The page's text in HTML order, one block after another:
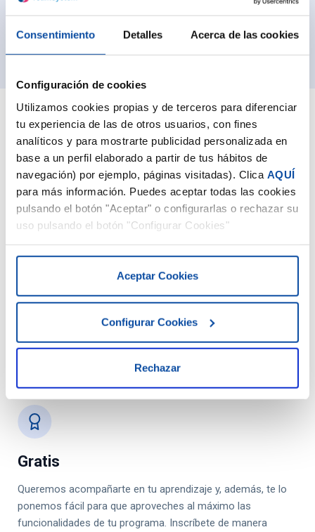
Consentimiento Detalles Acerca de las cookies
Configuración de cookies
Utilizamos cookies propias y de terceros para diferenciar
tu experiencia de las de otros usuarios, con fines
analíticos y para mostrarte publicidad personalizada en
base a un perfil elaborado a partir de tus hábitos de
navegación) por ejemplo, páginas visitadas). Clica AQUÍ
para más información. Puedes aceptar todas las cookies
pulsando el botón "Aceptar" o configurarlas o rechazar su
uso pulsando el botón "Configurar Cookies"
Aceptar Cookies
Configurar Cookies
Rechazar
Modalidad online
Se imparten de manera online, siendo similar a un curso
presencial, con la ventaja de que no implica
desplazamientos por parte de los alumnos.
Estas sesiones tienen una duración de 1 hora y 20 minutos.
Recibirás en tiempo real los conocimientos concretos que
necesitas para sacar el máximo partido a tu formación.
Gratis
Queremos acompañarte en tu aprendizaje y, además, te lo
ponemos fácil para que aproveches al máximo las
funcionalidades de tu programa. Inscríbete de manera